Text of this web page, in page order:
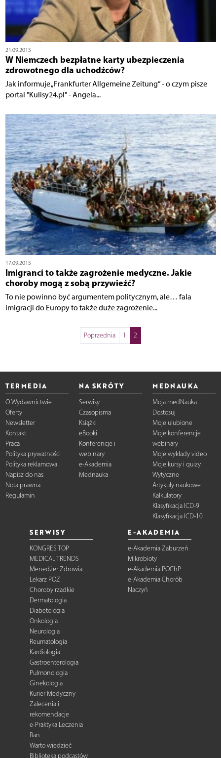
21.09.2015
W Niemczech bezpłatne karty ubezpieczenia
zdrowotnego dla uchodźców?
Jak informuje „Frankfurter Allgemeine Zeitung” - o czym pisze
portal "Kulisy24.pl" - Angela...
17.09.2015
Imigranci to także zagrożenie medyczne. Jakie
choroby mogą z sobą przywieźć?
To nie powinno być argumentem politycznym, ale… fala
imigracji do Europy to także duże zagrożenie...
Poprzednia 1 2
TERMEDIA
O Wydawnictwie
Oferty
Newsletter
Kontakt
Praca
Polityka prywatności
Polityka reklamowa
Napisz do nas
Nota prawna
Regulamin
NA SKRÓTY
Serwisy
Czasopisma
Książki
eBooki
Konferencje i
webinary
e-Akademia
Mednauka
MEDNAUKA
Moja medNauka
Dostosuj
Moje ulubione
Moje konferencje i
webinary
Moje wykłady video
Moje kursy i quizy
Wytyczne
Artykuły naukowe
Kalkulatory
Klasyfikacja ICD-9
Klasyfikacja ICD-10
SERWISY
KONGRES TOP
MEDICAL TRENDS
Menedżer Zdrowia
Lekarz POZ
Choroby rzadkie
Dermatologia
Diabetologia
Onkologia
Neurologia
Reumatologia
Kardiologia
Gastroenterologia
Pulmonologia
Ginekologia
Kurier Medyczny
Zalecenia i
rekomendacje
e-Praktyka Leczenia
Ran
Warto wiedzieć
Biblioteka podcastów
E-AKADEMIA
e-Akademia Zaburzeń
Mikrobioty
e-Akademia POChP
e-Akademia Chorób
Naczyń